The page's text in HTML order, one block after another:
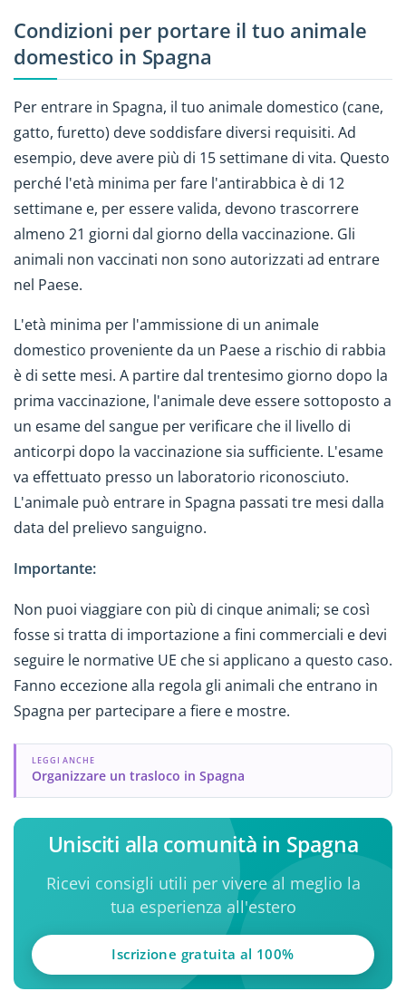
Condizioni per portare il tuo animale
domestico in Spagna
Per entrare in Spagna, il tuo animale domestico (cane,
gatto, furetto) deve soddisfare diversi requisiti. Ad
esempio, deve avere più di 15 settimane di vita. Questo
perché l'età minima per fare l'antirabbica è di 12
settimane e, per essere valida, devono trascorrere
almeno 21 giorni dal giorno della vaccinazione. Gli
animali non vaccinati non sono autorizzati ad entrare
nel Paese.
L'età minima per l'ammissione di un animale
domestico proveniente da un Paese a rischio di rabbia
è di sette mesi. A partire dal trentesimo giorno dopo la
prima vaccinazione, l'animale deve essere sottoposto a
un esame del sangue per verificare che il livello di
anticorpi dopo la vaccinazione sia sufficiente. L'esame
va effettuato presso un laboratorio riconosciuto.
L'animale può entrare in Spagna passati tre mesi dalla
data del prelievo sanguigno.
Importante:
Non puoi viaggiare con più di cinque animali; se così
fosse si tratta di importazione a fini commerciali e devi
seguire le normative UE che si applicano a questo caso.
Fanno eccezione alla regola gli animali che entrano in
Spagna per partecipare a fiere e mostre.
LEGGI ANCHE
Organizzare un trasloco in Spagna
Unisciti alla comunità in Spagna
Ricevi consigli utili per vivere al meglio la
tua esperienza all'estero
Iscrizione gratuita al 100%